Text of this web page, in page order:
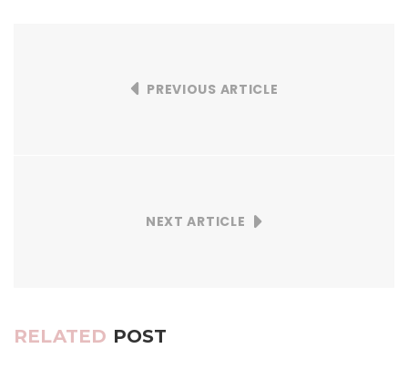
PREVIOUS ARTICLE
NEXT ARTICLE
RELATED POST